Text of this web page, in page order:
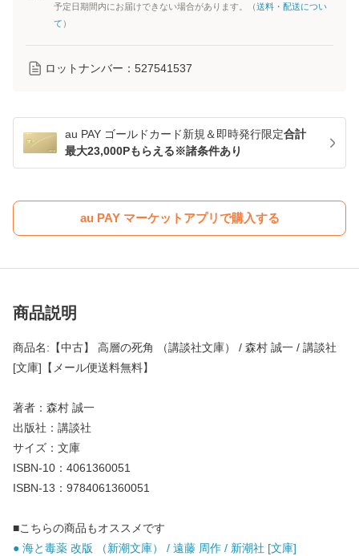
予定日期間内にお届けできない場合があります。（送料・配送につい
て ）
ロットナンバー： 527541537
au PAY ゴールドカード新規＆即時発行限定合計
最大23,000Pもらえる※諸条件あり
au PAY マーケットアプリで購入する
商品説明
商品名:【中古】 高層の死角 （講談社文庫） / 森村 誠一 / 講談社
[文庫]【メール便送料無料】
著者：森村 誠一
出版社：講談社
サイズ：文庫
ISBN-10：4061360051
ISBN-13：9784061360051
■こちらの商品もオススメです
● 海と毒薬 改版 （新潮文庫） / 遠藤 周作 / 新潮社 [文庫]